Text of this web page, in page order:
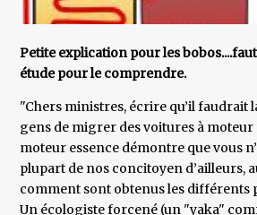
Petite explication pour les
étude pour le comprendre.
"Chers ministres, écrire qu’il faudrait
gens de migrer des voitures à moteur
moteur essence démontre que vous
plupart de nos concitoyen d’ailleurs,
comment sont obtenus les différents
Un écologiste forcené (un "yaka"